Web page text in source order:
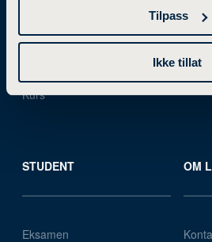
Tilpass
Ikke tillat
Videreutdanning
Kurs
STUDENT
Eksamen
OM